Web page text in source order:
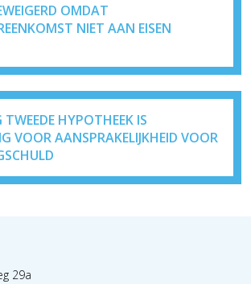
OMDAT
NIET AAN EISEN
TWEEDE HYPOTHEEK IS
VOOR AANSPRAKELIJKHEID VOOR
29a